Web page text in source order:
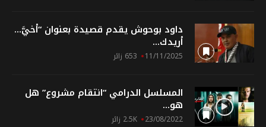
داود بوحوش يقدم قصيدة بعنوان “أُخيَّ…
أريدك...
11/11/2025 653 زائر
المسلسل الدرامي “انتقام مشروع” هل
هو...
23/08/2022 2.5K زائر